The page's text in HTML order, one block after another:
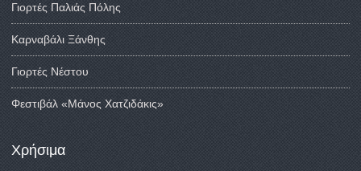
Γιορτές Παλιάς Πόλης
Καρναβάλι Ξάνθης
Γιορτές Νέστου
Φεστιβάλ «Μάνος Χατζιδάκις»
Χρήσιμα